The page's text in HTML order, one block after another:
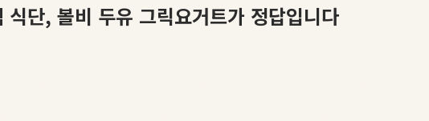
단, 볼비 두유 그릭요거트가 정답입니다